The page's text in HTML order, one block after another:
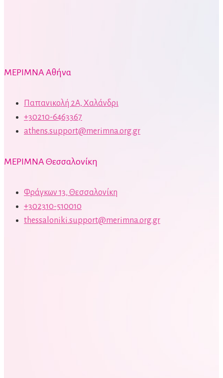
ΜΕΡΙΜΝΑ Αθήνα
Παπανικολή 2Α, Χαλάνδρι
+30210-6463367
athens.support@merimna.org.gr
ΜΕΡΙΜΝΑ Θεσσαλονίκη
Φράγκων 13, Θεσσαλονίκη
+302310-510010
thessaloniki.support@merimna.org.gr